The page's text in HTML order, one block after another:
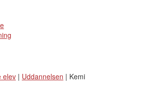
elev | Uddannelsen | Kemi